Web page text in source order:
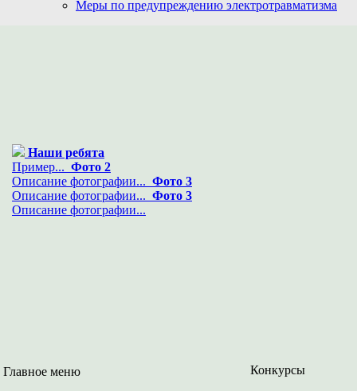
Меры по предупреждению электротравматизма
Наши ребята
Пример... Фото 2
Описание фотографии... Фото 3
Описание фотографии... Фото 3
Описание фотографии...
Главное меню
Конкурсы